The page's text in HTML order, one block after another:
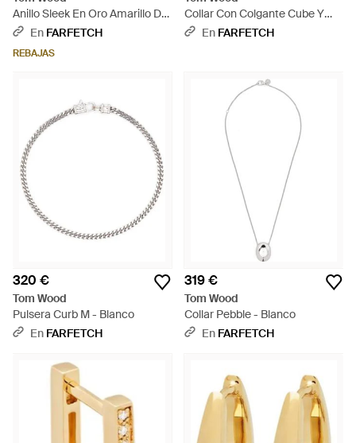
Anillo Sleek En Oro Amarillo De
9 Ct - Blanco
En FARFETCH
REBAJAS
Collar Con Colgante Cube Y
Ojo De Tigre - Blanco
En FARFETCH
320 €
Tom Wood
Pulsera Curb M - Blanco
En FARFETCH
319 €
Tom Wood
Collar Pebble - Blanco
En FARFETCH